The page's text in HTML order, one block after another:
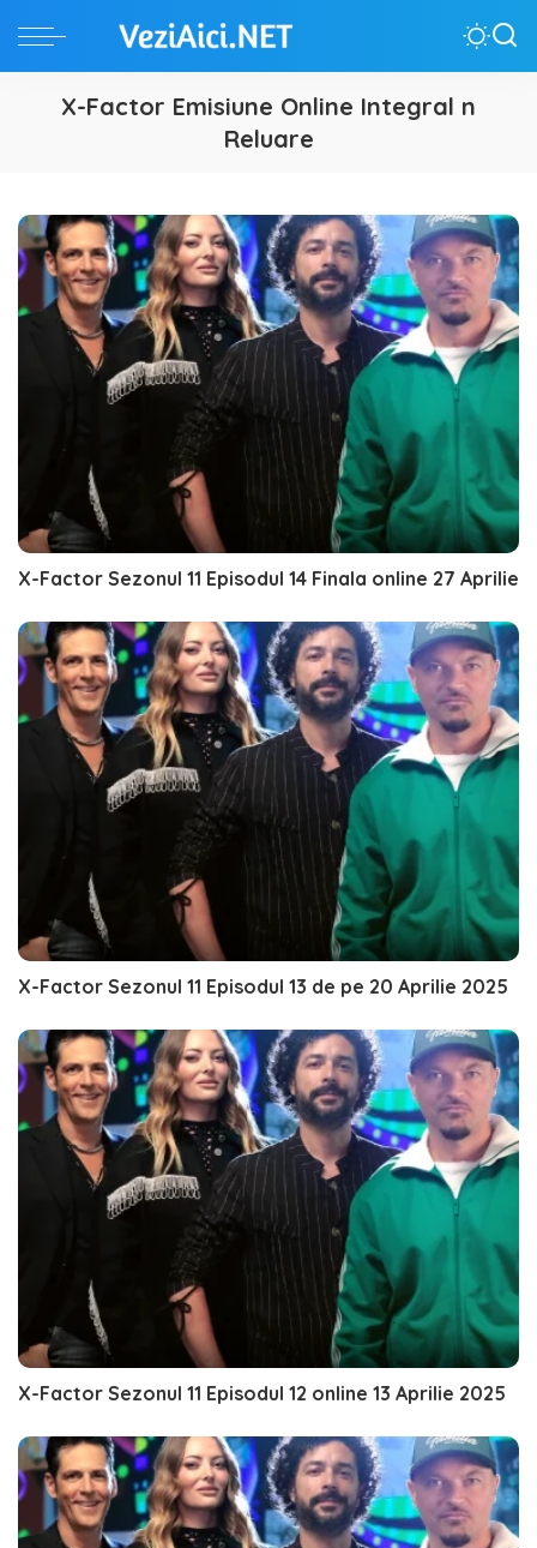
X-Factor Emisiune Online Integral n
Reluare
X-Factor Sezonul 11 Episodul 14 Finala online 27 Aprilie
X-Factor Sezonul 11 Episodul 13 de pe 20 Aprilie 2025
X-Factor Sezonul 11 Episodul 12 online 13 Aprilie 2025